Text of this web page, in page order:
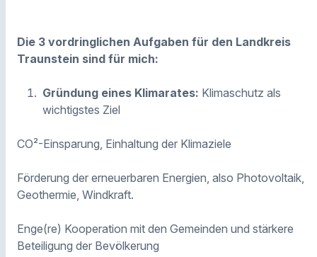
Die 3 vordringlichen Aufgaben für den Landkreis
Traunstein sind für mich:
Gründung eines Klimarates: Klimaschutz als
wichtigstes Ziel
CO²-Einsparung, Einhaltung der Klimaziele
Förderung der erneuerbaren Energien, also Photovoltaik,
Geothermie, Windkraft.
Enge(re) Kooperation mit den Gemeinden und stärkere
Beteiligung der Bevölkerung